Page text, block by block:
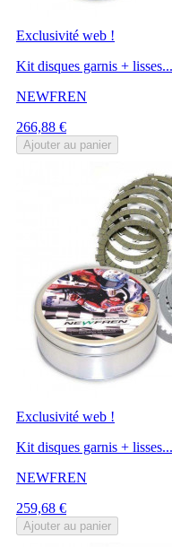
Exclusivité web !
Kit disques garnis + lisses...
NEWFREN
Prix
266,88 €
Ajouter au panier
Exclusivité web !
Kit disques garnis + lisses...
NEWFREN
Prix
259,68 €
Ajouter au panier